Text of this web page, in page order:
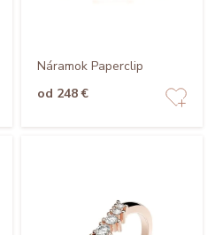
Náramok Paperclip
od 248 €